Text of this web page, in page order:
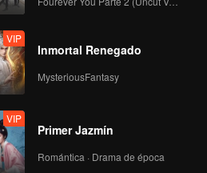
VIP
Inmortal Renegado
MysteriousFantasy
VIP
Primer Jazmín
Romántica · Drama de época